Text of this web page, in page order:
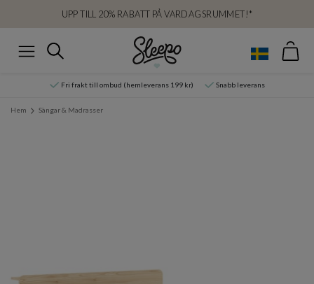
UPP TILL 20% RABATT PÅ VARDAGSRUMMET!*
Sök
Fri frakt till ombud (hemleverans 199 kr) Snabb leverans
Hem Sängar & Madrasser